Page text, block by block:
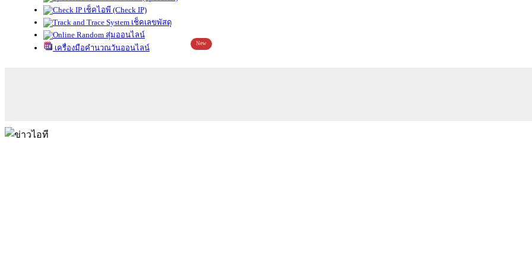
เช็คไอพี (Check IP)
เช็คเลขพัสดุ
สุ่มออนไลน์
เครื่องมือคำนวณวันออนไลน์
New